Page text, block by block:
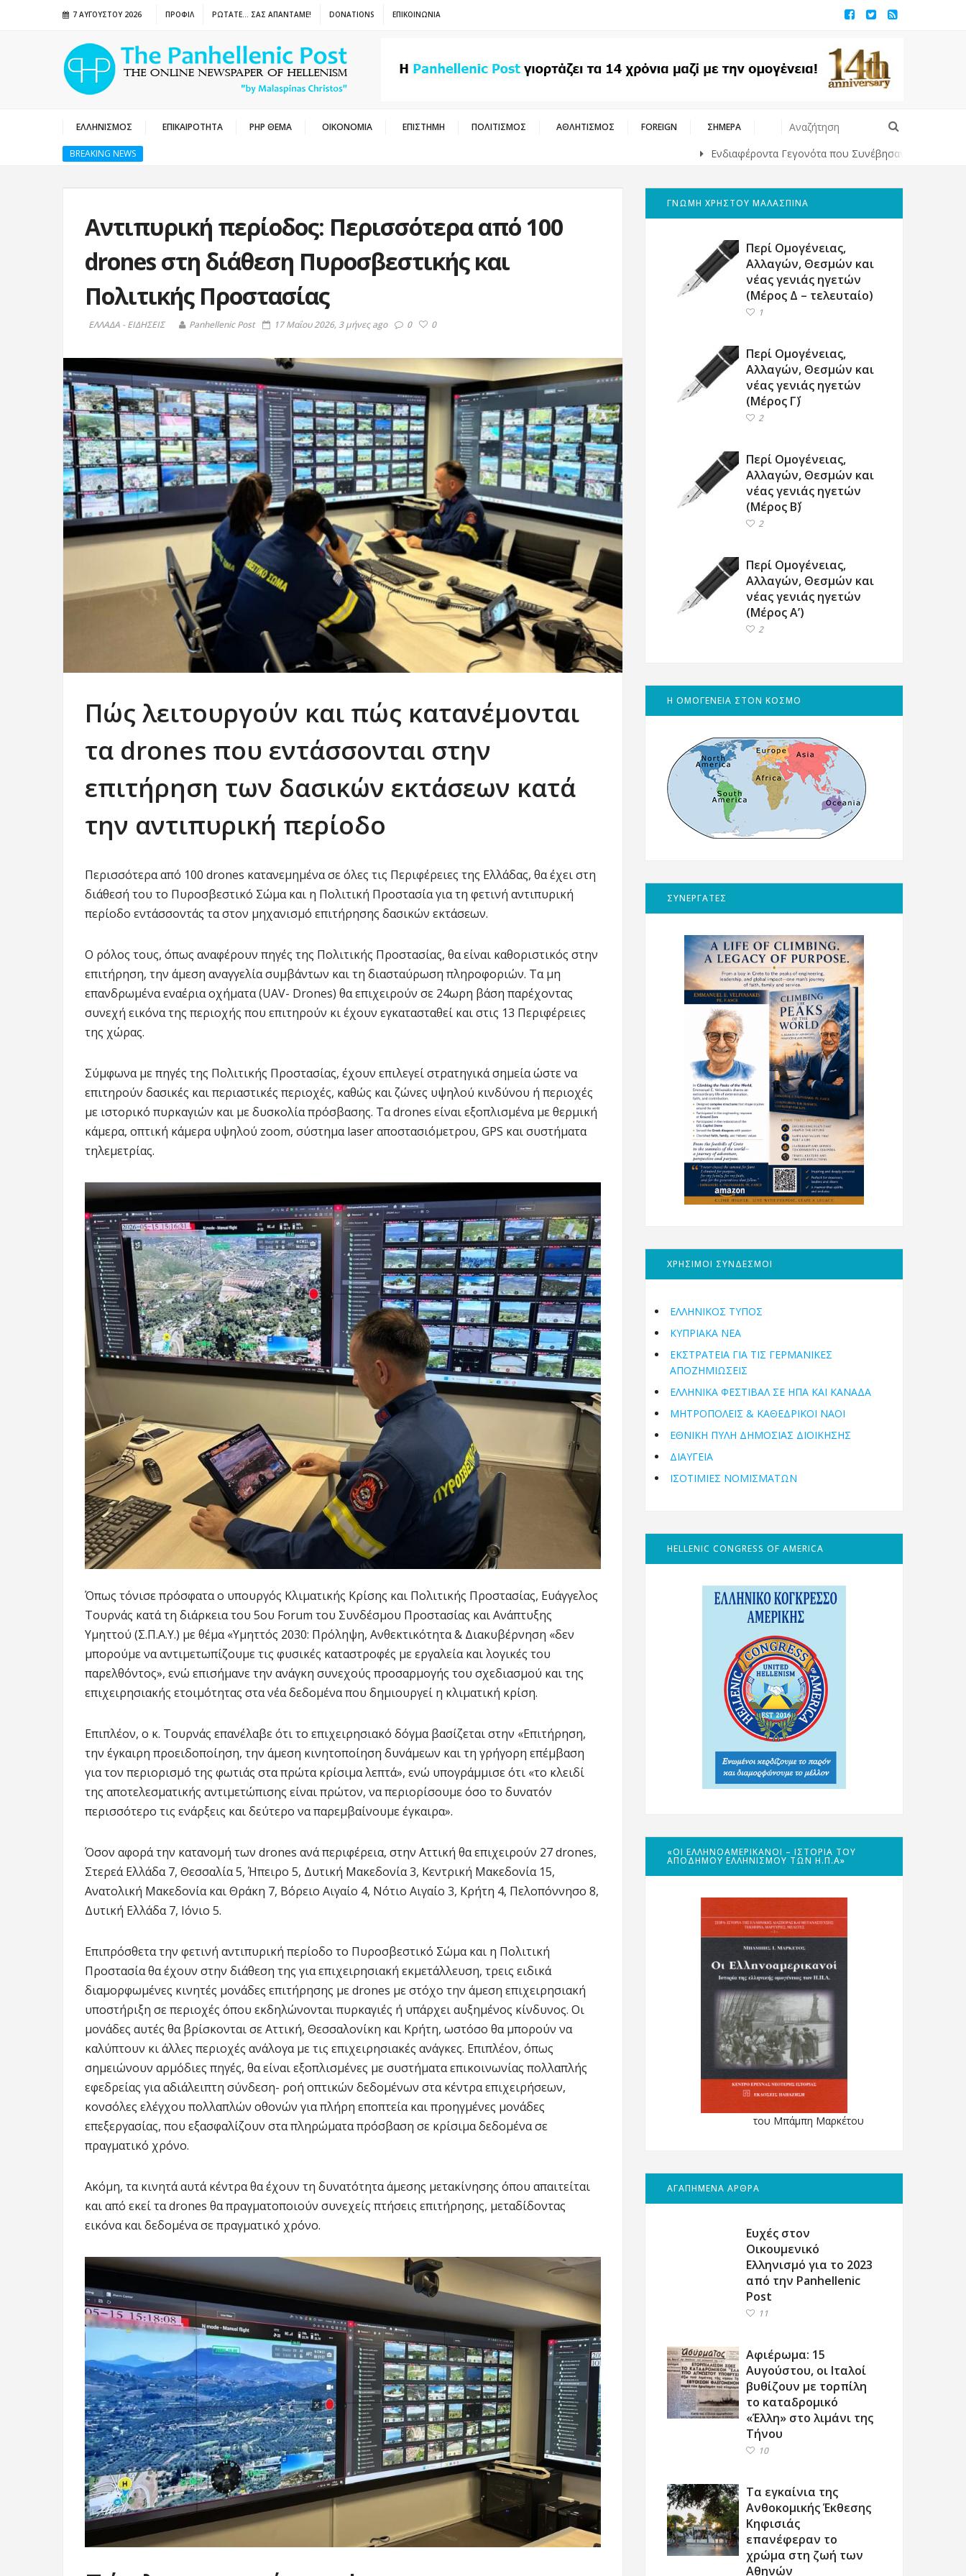
7 ΑΥΓΟΎΣΤΟΥ 2026 ΠΡΟΦΙΛ ΡΩΤΑΤΕ… ΣΑΣ ΑΠΑΝΤΑΜΕ! DONATIONS ΕΠΙΚΟΙΝΩΝΙΑ
ΕΛΛΗΝΙΣΜΟΣ ΕΠΙΚΑΙΡΟΤΗΤΑ PHP ΘΕΜΑ ΟΙΚΟΝΟΜΙΑ ΕΠΙΣΤΗΜΗ ΠΟΛΙΤΙΣΜΟΣ ΑΘΛΗΤΙΣΜΟΣ FOREIGN ΣΗΜΕΡΑ
BREAKING NEWS Ενδιαφέροντα Γεγονότα που Συνέβησαν Κάποτε στο Παρελθόν
Αντιπυρική περίοδος: Περισσότερα από 100
drones στη διάθεση Πυροσβεστικής και
Πολιτικής Προστασίας
ΕΛΛΑΔΑ - ΕΙΔΗΣΕΙΣ Panhellenic Post 17 Μαΐου 2026, 3 μήνες ago 0 0
Πώς λειτουργούν και πώς κατανέμονται
τα drones που εντάσσονται στην
επιτήρηση των δασικών εκτάσεων κατά
την αντιπυρική περίοδο
Περισσότερα από 100 drones κατανεμημένα σε όλες τις Περιφέρειες της Ελλάδας, θα έχει στη
διάθεσή του το Πυροσβεστικό Σώμα και η Πολιτική Προστασία για τη φετινή αντιπυρική
περίοδο εντάσσοντάς τα στον μηχανισμό επιτήρησης δασικών εκτάσεων.
Ο ρόλος τους, όπως αναφέρουν πηγές της Πολιτικής Προστασίας, θα είναι καθοριστικός στην
επιτήρηση, την άμεση αναγγελία συμβάντων και τη διασταύρωση πληροφοριών. Τα μη
επανδρωμένα εναέρια οχήματα (UAV- Drones) θα επιχειρούν σε 24ωρη βάση παρέχοντας
συνεχή εικόνα της περιοχής που επιτηρούν κι έχουν εγκατασταθεί και στις 13 Περιφέρειες
της χώρας.
Σύμφωνα με πηγές της Πολιτικής Προστασίας, έχουν επιλεγεί στρατηγικά σημεία ώστε να
επιτηρούν δασικές και περιαστικές περιοχές, καθώς και ζώνες υψηλού κινδύνου ή περιοχές
με ιστορικό πυρκαγιών και με δυσκολία πρόσβασης. Τα drones είναι εξοπλισμένα με θερμική
κάμερα, οπτική κάμερα υψηλού zoom, σύστημα laser αποστασιόμετρου, GPS και συστήματα
τηλεμετρίας.
Όπως τόνισε πρόσφατα ο υπουργός Κλιματικής Κρίσης και Πολιτικής Προστασίας, Ευάγγελος
Τουρνάς κατά τη διάρκεια του 5ου Forum του Συνδέσμου Προστασίας και Ανάπτυξης
Υμηττού (Σ.Π.Α.Υ.) με θέμα «Υμηττός 2030: Πρόληψη, Ανθεκτικότητα & Διακυβέρνηση «δεν
μπορούμε να αντιμετωπίζουμε τις φυσικές καταστροφές με εργαλεία και λογικές του
παρελθόντος», ενώ επισήμανε την ανάγκη συνεχούς προσαρμογής του σχεδιασμού και της
επιχειρησιακής ετοιμότητας στα νέα δεδομένα που δημιουργεί η κλιματική κρίση.
Επιπλέον, ο κ. Τουρνάς επανέλαβε ότι το επιχειρησιακό δόγμα βασίζεται στην «Επιτήρηση,
την έγκαιρη προειδοποίηση, την άμεση κινητοποίηση δυνάμεων και τη γρήγορη επέμβαση
για τον περιορισμό της φωτιάς στα πρώτα κρίσιμα λεπτά», ενώ υπογράμμισε ότι «το κλειδί
της αποτελεσματικής αντιμετώπισης είναι πρώτον, να περιορίσουμε όσο το δυνατόν
περισσότερο τις ενάρξεις και δεύτερο να παρεμβαίνουμε έγκαιρα».
Όσον αφορά την κατανομή των drones ανά περιφέρεια, στην Αττική θα επιχειρούν 27 drones,
Στερεά Ελλάδα 7, Θεσσαλία 5, Ήπειρο 5, Δυτική Μακεδονία 3, Κεντρική Μακεδονία 15,
Ανατολική Μακεδονία και Θράκη 7, Βόρειο Αιγαίο 4, Νότιο Αιγαίο 3, Κρήτη 4, Πελοπόννησο 8,
Δυτική Ελλάδα 7, Ιόνιο 5.
Επιπρόσθετα την φετινή αντιπυρική περίοδο το Πυροσβεστικό Σώμα και η Πολιτική
Προστασία θα έχουν στην διάθεση της για επιχειρησιακή εκμετάλλευση, τρεις ειδικά
διαμορφωμένες κινητές μονάδες επιτήρησης με drones με στόχο την άμεση επιχειρησιακή
υποστήριξη σε περιοχές όπου εκδηλώνονται πυρκαγιές ή υπάρχει αυξημένος κίνδυνος. Οι
μονάδες αυτές θα βρίσκονται σε Αττική, Θεσσαλονίκη και Κρήτη, ωστόσο θα μπορούν να
καλύπτουν κι άλλες περιοχές ανάλογα με τις επιχειρησιακές ανάγκες. Επιπλέον, όπως
σημειώνουν αρμόδιες πηγές, θα είναι εξοπλισμένες με συστήματα επικοινωνίας πολλαπλής
εφεδρείας για αδιάλειπτη σύνδεση- ροή οπτικών δεδομένων στα κέντρα επιχειρήσεων,
κονσόλες ελέγχου πολλαπλών οθονών για πλήρη εποπτεία και προηγμένες μονάδες
επεξεργασίας, που εξασφαλίζουν στα πληρώματα πρόσβαση σε κρίσιμα δεδομένα σε
πραγματικό χρόνο.
Ακόμη, τα κινητά αυτά κέντρα θα έχουν τη δυνατότητα άμεσης μετακίνησης όπου απαιτείται
και από εκεί τα drones θα πραγματοποιούν συνεχείς πτήσεις επιτήρησης, μεταδίδοντας
εικόνα και δεδομένα σε πραγματικό χρόνο.
ΓΝΩΜΗ ΧΡΗΣΤΟΥ ΜΑΛΑΣΠΙΝΑ
Περί Ομογένειας,
Αλλαγών, Θεσμών και
νέας γενιάς ηγετών
(Μέρος Δ – τελευταίο)
1
Περί Ομογένειας,
Αλλαγών, Θεσμών και
νέας γενιάς ηγετών
(Μέρος Γ΄)
2
Περί Ομογένειας,
Αλλαγών, Θεσμών και
νέας γενιάς ηγετών
(Μέρος Β΄)
2
Περί Ομογένειας,
Αλλαγών, Θεσμών και
νέας γενιάς ηγετών
(Μέρος Α’)
2
Η ΟΜΟΓΕΝΕΙΑ ΣΤΟΝ ΚΟΣΜΟ
ΣΥΝΕΡΓΑΤΕΣ
ΧΡΗΣΙΜΟΙ ΣΥΝΔΕΣΜΟΙ
ΕΛΛΗΝΙΚΟΣ ΤΥΠΟΣ
ΚΥΠΡΙΑΚΑ ΝΕΑ
ΕΚΣΤΡΑΤΕΙΑ ΓΙΑ ΤΙΣ ΓΕΡΜΑΝΙΚΕΣ
ΑΠΟΖΗΜΙΩΣΕΙΣ
ΕΛΛΗΝΙΚΆ ΦΕΣΤΙΒΆΛ ΣΕ ΗΠΑ ΚΑΙ ΚΑΝΑΔΑ
ΜΗΤΡΟΠΌΛΕΙΣ & ΚΑΘΕΔΡΙΚΟΊ ΝΑΟΊ
ΕΘΝΙΚΉ ΠΎΛΗ ΔΗΜΌΣΙΑΣ ΔΙΟΊΚΗΣΗΣ
ΔΙΑΥΓΕΙΑ
ΙΣΟΤΙΜΙΕΣ ΝΟΜΙΣΜΑΤΩΝ
HELLENIC CONGRESS OF AMERICA
«ΟΙ ΕΛΛΗΝΟΑΜΕΡΙΚΑΝΟΊ – ΙΣΤΟΡΊΑ ΤΟΥ
ΑΠΌΔΗΜΟΥ ΕΛΛΗΝΙΣΜΟΎ ΤΩΝ Η.Π.Α»
του Μπάμπη Μαρκέτου
ΑΓΑΠΗΜΕΝΑ ΑΡΘΡΑ
Ευχές στον
Οικουμενικό
Ελληνισμό για το 2023
από την Panhellenic
Post
11
Αφιέρωμα: 15
Αυγούστου, οι Ιταλοί
βυθίζουν με τορπίλη
το καταδρομικό
«Έλλη» στο λιμάνι της
Τήνου
10
Τα εγκαίνια της
Ανθοκομικής Έκθεσης
Κηφισιάς
επανέφεραν το
χρώμα στη ζωή των
Αθηνών